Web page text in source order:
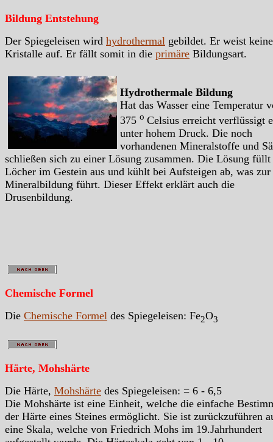
Bildung Entstehung
Der Spiegeleisen wird hydrothermal gebildet. Er weist keine
Kristalle auf. Er fällt somit in die primäre Bildungsart.
Hydrothermale Bildung
Hat das Wasser eine Temperatur
375 o Celsius erreicht verflüssigt
unter hohem Druck. Die noch
vorhandenen Mineralstoffe und
schließen sich zu einer Lösung zusammen. Die Lösung füllt
Löcher im Gestein aus und kühlt bei Aufsteigen ab, was zur
Mineralbildung führt. Dieser Effekt erklärt auch die
Drusenbildung.
Chemische Formel
Die Chemische Formel des Spiegeleisen: Fe2O3
Härte, Mohshärte
Die Härte, Mohshärte des Spiegeleisen: = 6 - 6,5
Die Mohshärte ist eine Einheit, welche die einfache
der Härte eines Steines ermöglicht. Sie ist zurückzuführen
eine Skala, welche von Friedrich Mohs im 19.Jahrhundert